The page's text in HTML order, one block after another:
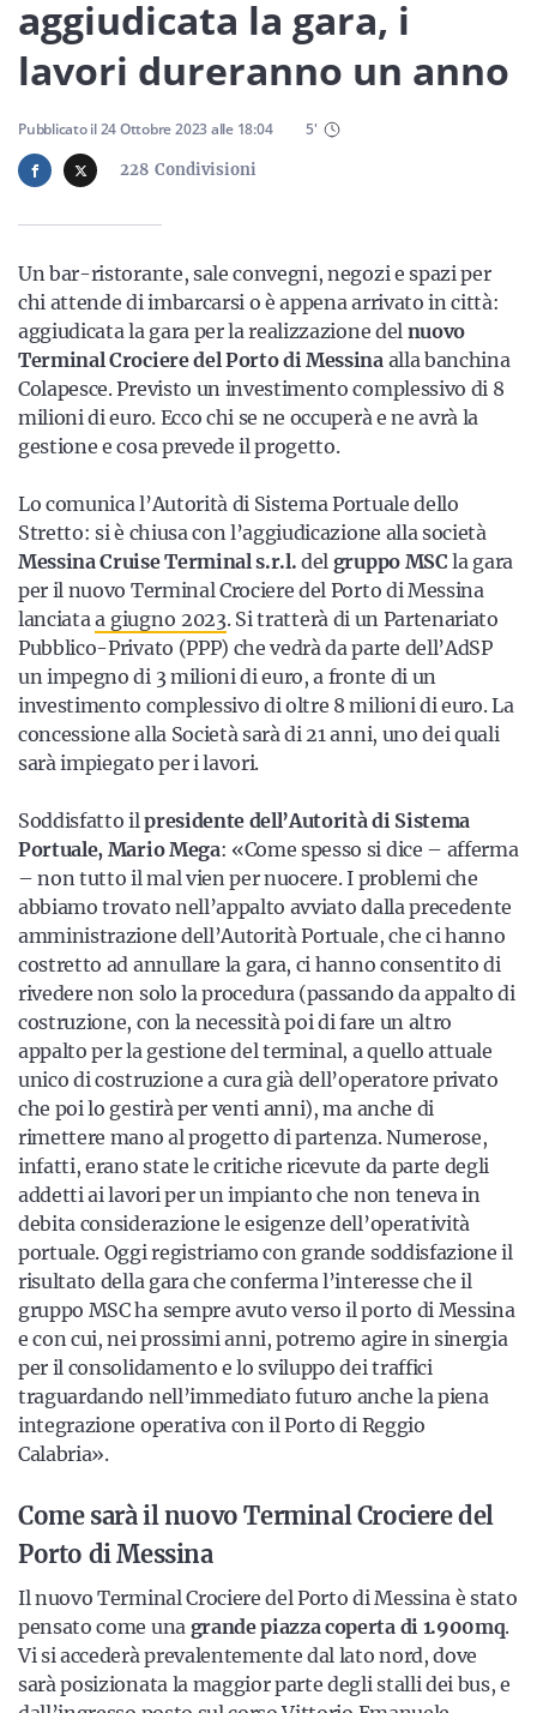
Servizi
Resta sempre aggiornato con le ultime news, iscriviti alla
Iscriviti
aggiudicata la gara, i
lavori dureranno un anno
228 Condivisioni
Pubblicato il24 Ottobre 2023alle 18:04 5'
Un bar-ristorante, sale convegni, negozi e spazi per
chi attende di imbarcarsi o è appena arrivato in città:
aggiudicata la gara per la realizzazione del nuovo
Terminal Crociere del Porto di Messina alla banchina
Colapesce. Previsto un investimento complessivo di 8
milioni di euro. Ecco chi se ne occuperà e ne avrà la
gestione e cosa prevede il progetto.
Lo comunica l’Autorità di Sistema Portuale dello
Stretto: si è chiusa con l’aggiudicazione alla società
Messina Cruise Terminal s.r.l. del gruppo MSC la gara
per il nuovo Terminal Crociere del Porto di Messina
lanciataa giugno 2023. Si tratterà di un Partenariato
Pubblico-Privato (PPP) che vedrà da parte dell’AdSP
un impegno di 3 milioni di euro, a fronte di un
investimento complessivo di oltre 8 milioni di euro. La
concessione alla Società sarà di 21 anni, uno dei quali
sarà impiegato per i lavori.
Soddisfatto ilpresidente dell’Autorità di Sistema
Portuale, Mario Mega: «Come spesso si dice – afferma
– non tutto il mal vien per nuocere. I problemi che
abbiamo trovato nell’appalto avviato dalla precedente
amministrazione dell’Autorità Portuale, che ci hanno
costretto ad annullare la gara, ci hanno consentito di
rivedere non solo la procedura (passando da appalto di
costruzione, con la necessità poi di fare un altro
appalto per la gestione del terminal, a quello attuale
unico di costruzione a cura già dell’operatore privato
che poi lo gestirà per venti anni), ma anche di
rimettere mano al progetto di partenza. Numerose,
infatti, erano state le critiche ricevute da parte degli
addetti ai lavori per un impianto che non teneva in
debita considerazione le esigenze dell’operatività
portuale. Oggi registriamo con grande soddisfazione il
risultato della gara che conferma l’interesse che il
gruppo MSC ha sempre avuto verso il porto di Messina
e con cui, nei prossimi anni, potremo agire in sinergia
per il consolidamento e lo sviluppo dei traffici
traguardando nell’immediato futuro anche la piena
integrazione operativa con il Porto di Reggio
Calabria».
Come sarà il nuovo Terminal Crociere del
Porto di Messina
Il nuovo Terminal Crociere del Porto di Messina è stato
pensato come una grande piazza coperta di 1.900mq.
Vi si accederàprevalentemente dal lato nord, dove
sarà posizionata la maggior parte degli stalli dei bus, e